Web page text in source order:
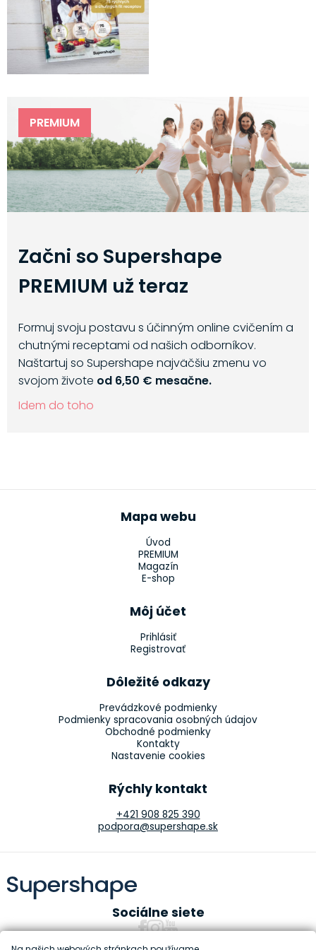
PREMIUM
Začni so Supershape
PREMIUM už teraz
Formuj svoju postavu s účinným online cvičením a
chutnými receptami od našich odborníkov.
Naštartuj so Supershape najväčšiu zmenu vo
svojom živote od 6,50 € mesačne.
Idem do toho
Mapa webu
Úvod
PREMIUM
Magazín
E-shop
Môj účet
Prihlásiť
Registrovať
Dôležité odkazy
Prevádzkové podmienky
Podmienky spracovania osobných údajov
Obchodné podmienky
Kontakty
Nastavenie cookies
Rýchly kontakt
+421 908 825 390
podpora@supershape.sk
Sociálne siete